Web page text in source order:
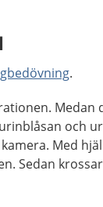
.
och
Med
Sedan